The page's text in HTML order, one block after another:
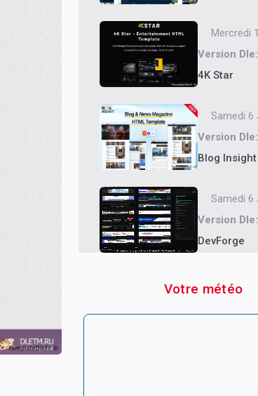
Mercredi
Version Dle:
4K Star
Samedi 6
Version Dle:
Blog Insight
Samedi 6
Version Dle:
DevForge
Votre météo